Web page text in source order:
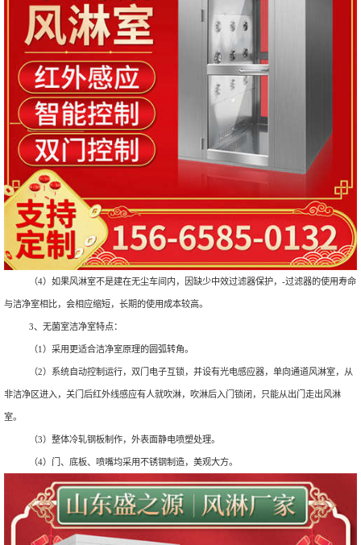
（4）如果风淋室不是建在无尘车间内，因缺少中效过滤器保护，-过滤器的使用寿命
与洁净室相比，会相应缩短，长期的使用成本较高。
3、无菌室洁净室特点：
（1）采用更适合洁净室原理的圆弧转角。
（2）系统自动控制运行，双门电子互锁，并设有光电感应器，单向通道风淋室，从
非洁净区进入，关门后红外线感应有人就吹淋，吹淋后入门锁闭，只能从出门走出风淋
室。
（3）整体冷轧钢板制作，外表面静电喷塑处理。
（4）门、底板、喷嘴均采用不锈钢制造，美观大方。